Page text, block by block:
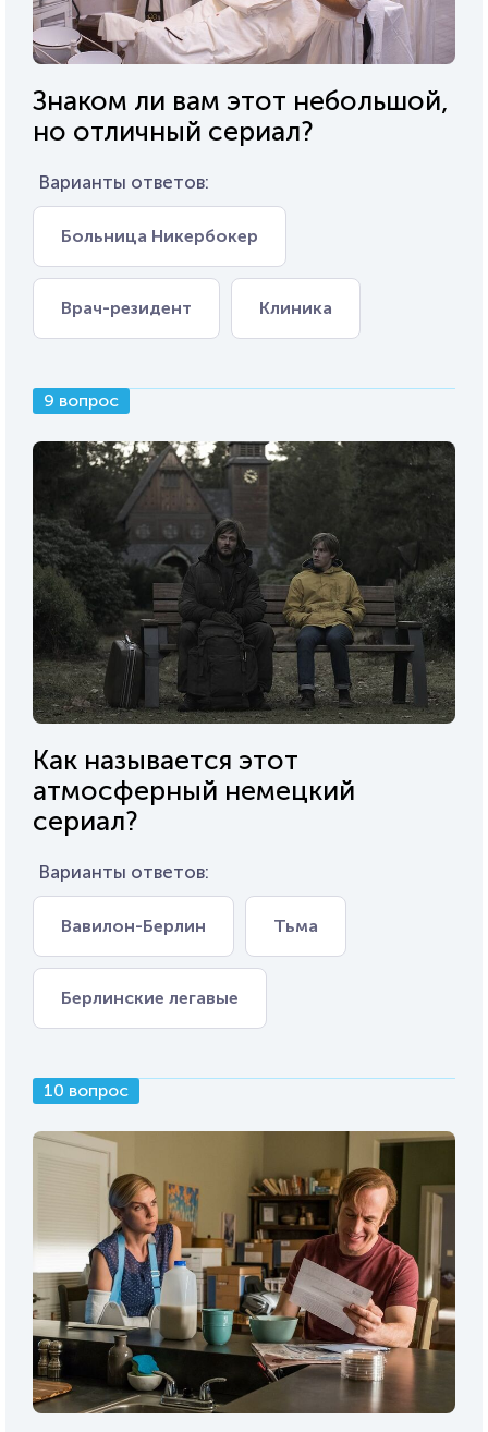
Знаком ли вам этот небольшой,
но отличный сериал?
Варианты ответов:
Больница Никербокер
Врач-резидент Клиника
9 вопрос
Как называется этот
атмосферный немецкий
сериал?
Варианты ответов:
Вавилон-Берлин Тьма
Берлинские легавые
10 вопрос